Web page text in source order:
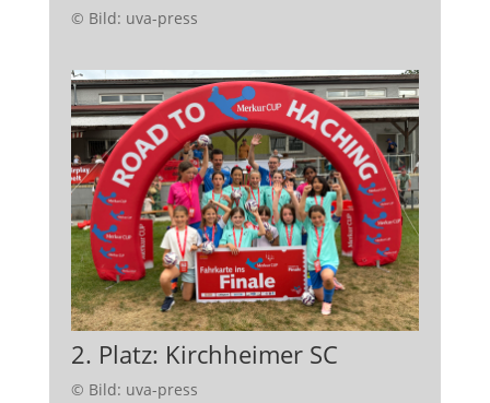
© Bild: uva-press
2. Platz: Kirchheimer SC
© Bild: uva-press